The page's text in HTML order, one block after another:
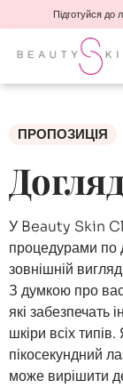
Підготуйся до
ПРОПОЗИЦІЯ
У Beauty Skin
процедурами по
зовнішній
З думкою про
які забезпечать
шкіри всіх
пікосекундний
може вирішити